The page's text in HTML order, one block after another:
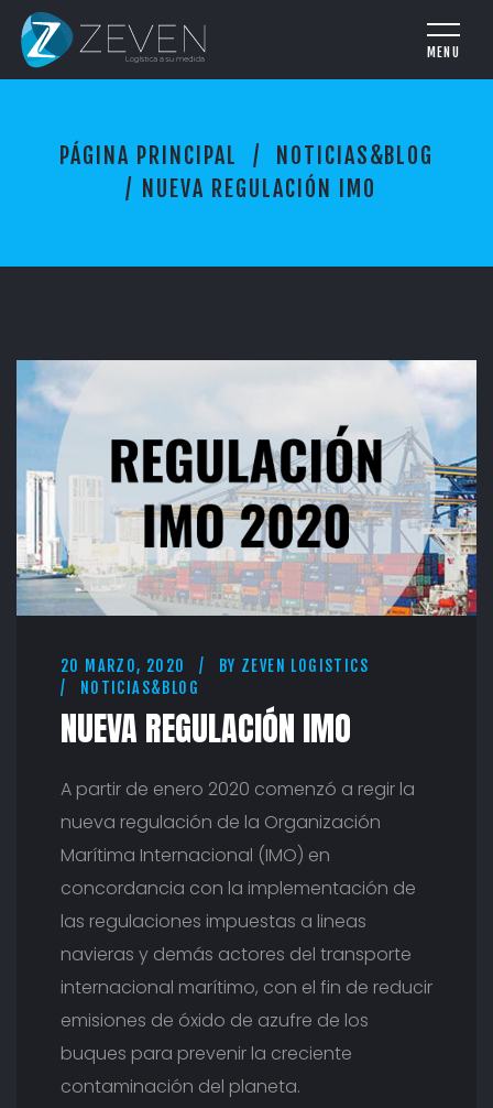
N
U
E
R
L
Ó
N
I
M
O
PÁGINA PRINCIPAL
NOTICIAS&BLOG
NUEVA REGULACIÓN IMO
20 MARZO, 2020 BY ZEVEN LOGISTICS
NOTICIAS&BLOG
NUEVA REGULACIÓN IMO
A partir de enero 2020 comenzó a regir la
nueva regulación de la Organización
Marítima Internacional (IMO) en
concordancia con la implementación de
las regulaciones impuestas a lineas
navieras y demás actores del transporte
internacional marítimo, con el fin de reducir
emisiones de óxido de azufre de los
buques para prevenir la creciente
contaminación del planeta.